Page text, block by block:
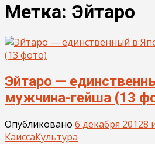
Метка: Эйтаро
Эйтаро —
мужчина-гейша (13
Опубликовано 6 декабря 20128
КаиссаКультура